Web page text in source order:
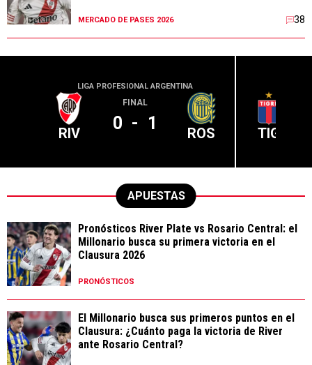
MERCADO DE PASES 2026 38
LIGA PROFESIONAL ARGENTINA
RIV
FINAL
0 - 1 ROS TIG
APUESTAS
Pronósticos River Plate vs Rosario Central: el
Millonario busca su primera victoria en el
Clausura 2026
PRONÓSTICOS
El Millonario busca sus primeros puntos en el
Clausura: ¿Cuánto paga la victoria de River
ante Rosario Central?